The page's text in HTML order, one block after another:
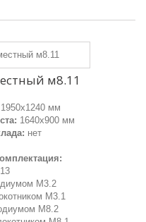
м8.11
1950х1240 мм
1640х900 мм
нет
М3.2
М3.1
М8.2